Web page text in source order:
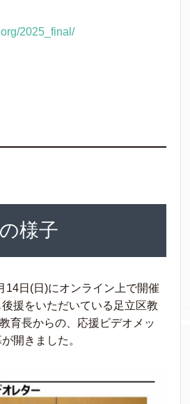
2025_final/
様子
14日(日)にオンライン上で開催
援をいただいている足立区教
育長からの、応援ビデオメッ
開きました。